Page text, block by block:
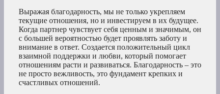
Выражая благодарность, мы не только укрепляем
текущие отношения, но и инвестируем в их будущее.
Когда партнер чувствует себя ценным и значимым, он
с большей вероятностью будет проявлять заботу и
внимание в ответ. Создается положительный цикл
взаимной поддержки и любви, который помогает
отношениям расти и развиваться. Благодарность – это
не просто вежливость, это фундамент крепких и
счастливых отношений.